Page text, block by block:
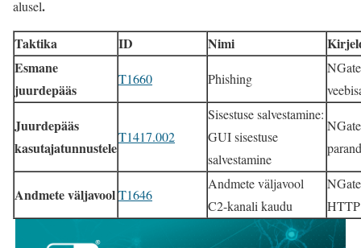
alusel.
Taktika
ID Nimi
Esmane
juurdepääs
T1660 Phishing
Juurdepääs
kasutajatunnustele
T1417.002
Sisestuse salvestamine:
GUI sisestuse
salvestamine
Andmete väljavoolT1646
Andmete väljavool
C2-kanali kaudu